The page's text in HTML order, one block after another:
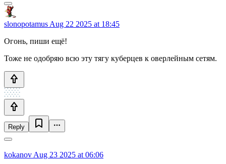
slonopotamus Aug 22 2025 at 18:45
Огонь, пиши ещё!
Тоже не одобряю всю эту тягу куберцев к оверлейным сетям.
Reply
kokanov Aug 23 2025 at 06:06